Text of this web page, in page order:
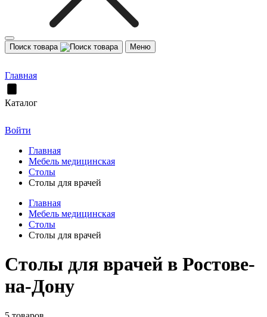
Поиск товара Меню
Главная
Каталог
Войти
Главная
Мебель медицинская
Столы
Столы для врачей
Главная
Мебель медицинская
Столы
Столы для врачей
Столы для врачей в Ростове-
на-Дону